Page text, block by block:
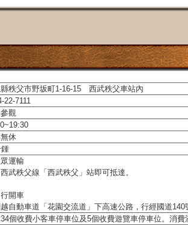
秩父市野坂町1-16-15 西武秩父車站內
22-7111
觀
休
運輸
武秩父線「西武秩父」站即可抵達。
開車
自動車道「花園交流道」下高速公路，行經國道
個收費小客車停車位及5個收費遊覽車停車位。消